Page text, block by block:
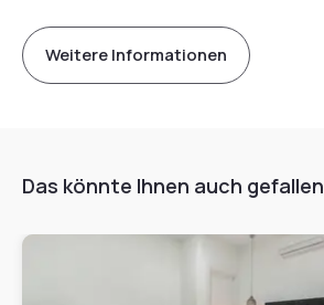
Weitere Informationen
Das könnte Ihnen auch gefallen